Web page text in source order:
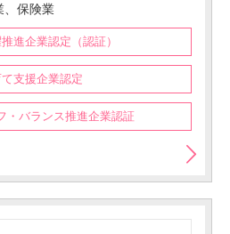
、保険業
進企業認定（認証）
支援企業認定
・バランス推進企業認証